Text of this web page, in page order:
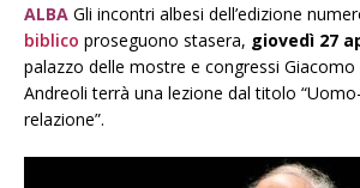
ALBA Gli incontri albesi dell’edizione
biblico proseguono stasera, giovedì 27
palazzo delle mostre e congressi
Andreoli terrà una lezione dal titolo
relazione”.